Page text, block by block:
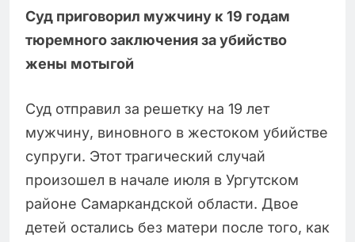
Суд приговорил мужчину к 19 годам
тюремного заключения за убийство
жены мотыгой
Суд отправил за решетку на 19 лет
мужчину, виновного в жестоком убийстве
супруги. Этот трагический случай
произошел в начале июля в Ургутском
районе Самаркандской области. Двое
детей остались без матери после того, как